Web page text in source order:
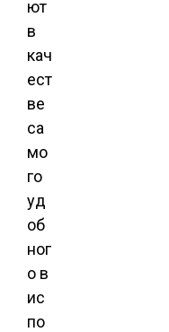
ют
в
кач
ест
ве
са
мо
го
уд
об
ног
о в
ис
по